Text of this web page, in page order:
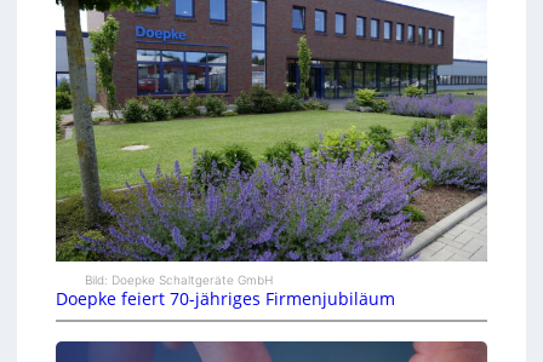
Bild: Doepke Schaltgeräte GmbH
Doepke feiert 70-jähriges Firmenjubiläum